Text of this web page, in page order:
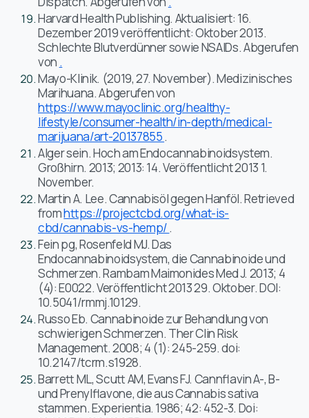
Harvard Health Publishing. Aktualisiert: 16.
Dezember 2019 veröffentlicht: Oktober 2013.
Schlechte Blutverdünner sowie NSAIDs. Abgerufen
von .
Mayo-Klinik. (2019, 27. November). Medizinisches
Marihuana. Abgerufen von
https://www.mayoclinic.org/healthy-
lifestyle/consumer-health/in-depth/medical-
marijuana/art-20137855.
Alger sein. Hoch am Endocannabinoidsystem.
Großhirn. 2013; 2013: 14. Veröffentlicht 2013 1.
November.
Martin A. Lee. Cannabisöl gegen Hanföl. Retrieved
fromhttps://projectcbd.org/what-is-
cbd/cannabis-vs-hemp/.
Fein pg, Rosenfeld MJ. Das
Endocannabinoidsystem, die Cannabinoide und
Schmerzen. Rambam Maimonides Med J. 2013; 4
(4): E0022. Veröffentlicht 2013 29. Oktober. DOI:
10.5041/rmmj.10129.
Russo Eb. Cannabinoide zur Behandlung von
schwierigen Schmerzen. Ther Clin Risk
Management. 2008; 4 (1): 245-259. doi:
10.2147/tcrm.s1928.
Barrett ML, Scutt AM, Evans FJ. Cannflavin A-, B-
und Prenylflavone, die aus Cannabis sativa
stammen. Experientia. 1986; 42: 452-3. Doi: